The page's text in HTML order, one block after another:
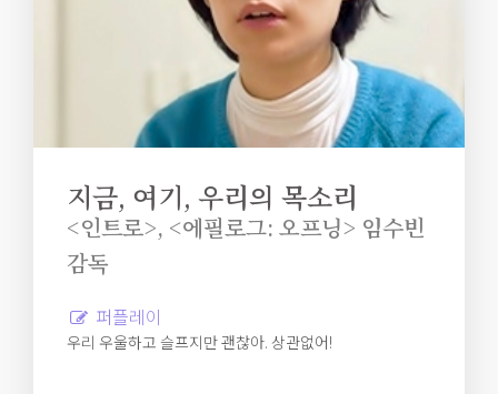
지금, 여기, 우리의 목소리
<인트로>, <에필로그: 오프닝> 임수빈
감독
퍼플레이
우리 우울하고 슬프지만 괜찮아. 상관없어!